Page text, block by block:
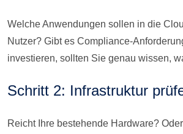
Welche Anwendungen sollen in die
Nutzer? Gibt es Compliance-
investieren, sollten Sie genau wissen,
Schritt 2: Infrastruktur
Reicht Ihre bestehende Hardware?